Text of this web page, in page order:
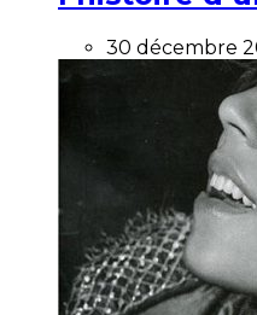
30 décembre